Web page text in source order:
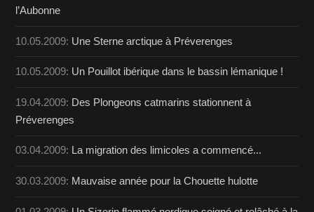
l’Aubonne
10.05.2009: Une Sterne arctique à Préverenges
10.05.2009: Un Pouillot ibérique dans le bassin lémanique !
19.04.2009: Des Plongeons catmarins stationnent à
Préverenges
03.04.2009: La migration des limicoles a commencé...
30.03.2009: Mauvaise année pour la Chouette hulotte